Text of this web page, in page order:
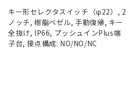
キー形セレクタスイッチ（φ22）, 2
ノッチ, 樹脂ベゼル, 手動復帰, キー
全抜け, IP66, プッシュインPlus端
子台, 接点構成: NO/NO/NC